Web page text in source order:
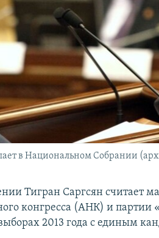
в Национальном Собрании
Тигран Саргсян считает
конгресса (АНК) и
2013 года с единым